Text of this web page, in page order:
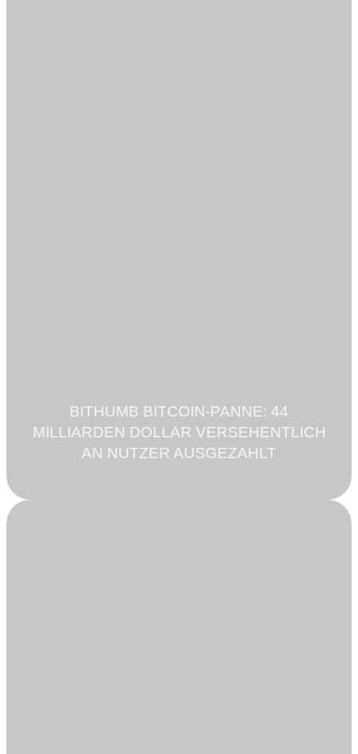
BITHUMB BITCOIN-PANNE: 44
MILLIARDEN DOLLAR VERSEHENTLICH
AN NUTZER AUSGEZAHLT